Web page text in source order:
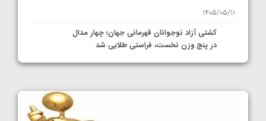
1405/05/11
کشتی آزاد نوجوانان قهرمانی جهان؛ چهار مدال
در پنج وزن نخست، فراستی طلایی شد
1405/05/11